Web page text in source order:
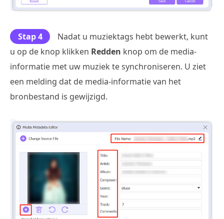
Stap 4
Nadat u muziektags hebt bewerkt, kunt
u op de knop klikken Redden knop om de media-
informatie met uw muziek te synchroniseren. U ziet
een melding dat de media-informatie van het
bronbestand is gewijzigd.